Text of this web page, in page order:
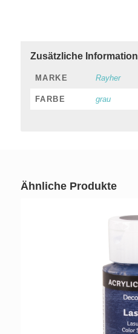
Zusätzliche Information
MARKE Rayher
FARBE grau
Ähnliche Produkte